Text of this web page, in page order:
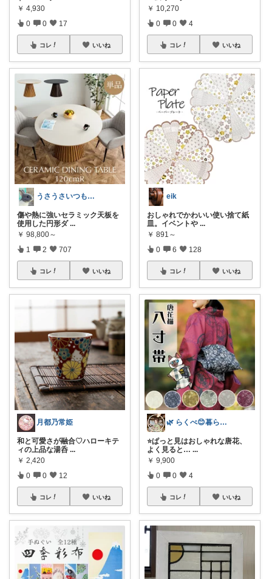
￥ 4,930
0 0 17
コレ いいね
うさうさいつもご訪問ありがとうです🐰✨
傷や熱に強いセラミック天板を
使用した円形ダ ...
￥ 98,800～
1 2 707
コレ いいね
月都乃常姫
和と可愛さが融合♡ハローキテ
ィの上品な湯呑 ...
￥ 2,420
0 0 12
コレ いいね
￥ 10,270
0 0 4
コレ いいね
eik
おしゃれでかわいい使い捨て紙
皿。イベントや ...
￥ 891～
0 6 128
コレ いいね
🌿 らくべ😊暮らしの知恵といいもの
⭐️ぱっと見はおしゃれな唐花、
よく見ると… ...
￥ 9,900
0 0 4
コレ いいね